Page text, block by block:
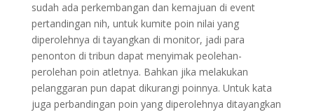
sudah ada perkembangan dan kemajuan di event
pertandingan nih, untuk kumite poin nilai yang
diperolehnya di tayangkan di monitor, jadi para
penonton di tribun dapat menyimak peolehan-
perolehan poin atletnya. Bahkan jika melakukan
pelanggaran pun dapat dikurangi poinnya. Untuk kata
juga perbandingan poin yang diperolehnya ditayangkan